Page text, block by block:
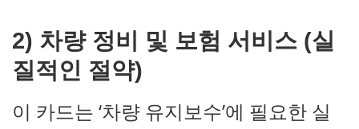
2) 차량 정비 및 보험 서비스 (실
질적인 절약)
이 카드는 ‘차량 유지보수’에 필요한 실